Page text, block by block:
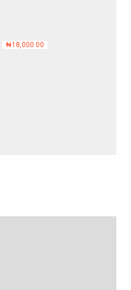
₦18,000.00